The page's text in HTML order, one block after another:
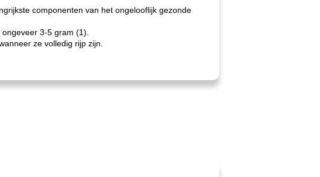
componenten van het ongelooflijk gezonde
3-5 gram (1).
ze volledig rijp zijn.